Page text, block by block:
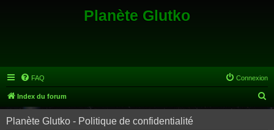
Planète Glutko
FAQ Connexion
Index du forum
e
Planète Glutko - Politique de confidentialité